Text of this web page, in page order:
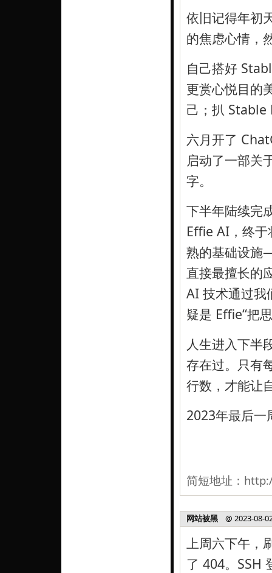
依旧记得年初
的焦虑心情，
自己搭好
更赏心悦目的
己；扒
六月开了
启动了一部关
字。
下半年陆续完
Effie AI，终
熟的基础设
直接最擅长的
AI 技术通过我
疑是 Effie“把
人生进入下半
存在过。只有
行数，才能让
2023年最后一
简短地址：
网站被黑 @ 2023-08-
上周六下午，
了 404。SSH